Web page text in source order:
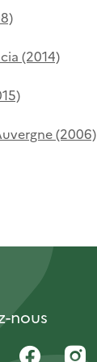
(2014)
(2006)
nous